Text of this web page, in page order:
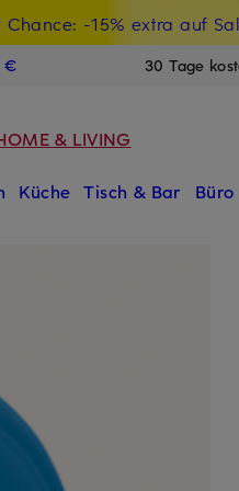
Chance: -15% extra auf
Willkommensgutschein
€ 30 Tage
& LIVING
Küche Tisch & Bar Büro